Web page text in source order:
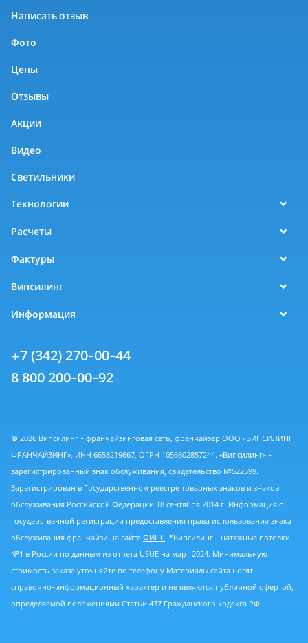
Написать отзыв
Фото
Цены
Отзывы
Акции
Видео
Светильники
Технологии
Расчеты
Фактуры
Випсилинг
Информация
+7 (342) 270-00-44
8 800 200-00-92
© 2026 Випсилинг - франчайзинговая сеть, франчайзер ООО «ВИПСИЛИНГ
ФРАНЧАЙЗИНГ», ИНН 6658219667, ОГРН 1056602857244. «Випсилинг» -
зарегистрированный знак обслуживания, свидетельство №522599.
Зарегистрирован в Государственном реестре товарных знаков и знаков
обслуживания Российской Федерации 18 сентября 2014 г. Информация о
государственной регистрации предоставления права использования знака
обслуживания франчайзи на сайте ФИПС. *Випсилинг - натяжные потолки
№1 в России по данным из отчета USUE на март 2024. Минимальную
стоимость заказа уточняйте по телефону Материалы сайта носят
справочно-информационный характер и не являются публичной офертой,
определяемой положениями Статьи 437 Гражданского кодекса РФ.